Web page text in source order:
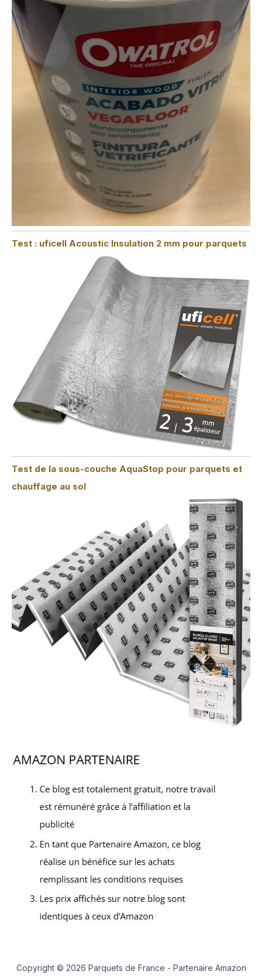
Test : uficell Acoustic Insulation 2 mm pour parquets
Test de la sous-couche AquaStop pour parquets et
chauffage au sol
Copyright © 2026 Parquets de France - Partenaire Amazon